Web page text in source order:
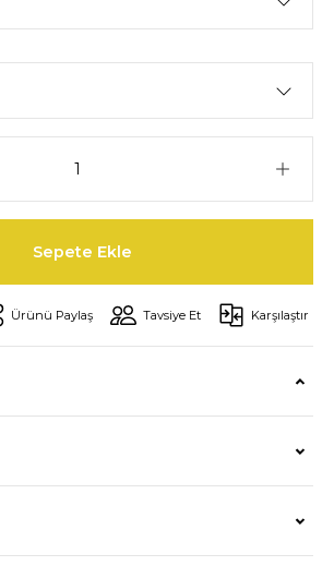
Sepete Ekle
Ürünü Paylaş Tavsiye Et Karşılaştır